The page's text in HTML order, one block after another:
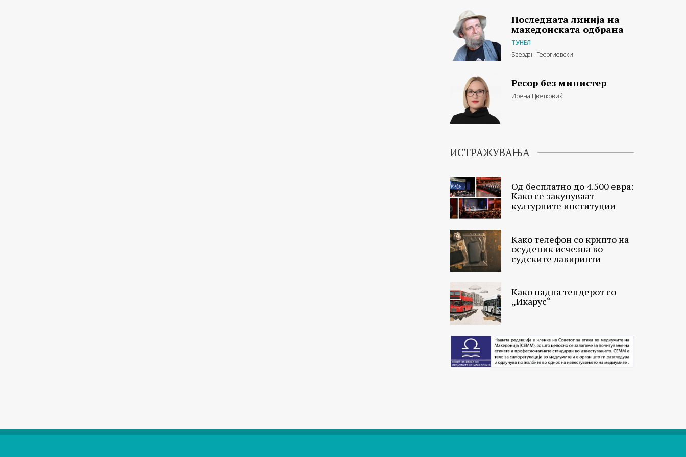
Последната линија на
македонската одбрана
ТУНЕЛ
Ѕвездан Георгиевски
Ресор без министер
Ирена Цветковиќ
ИСТРАЖУВАЊА
Од бесплатно до 4.500 евра:
Како се закупуваат
културните институции
Како телефон со крипто на
осуденик исчезна во
судските лавиринти
Како падна тендерот со
„Икарус“